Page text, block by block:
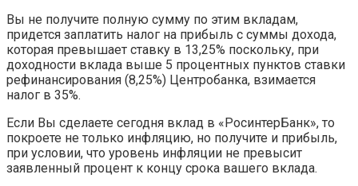
Вы не получите полную сумму по этим вкладам,
придется заплатить налог на прибыль с суммы дохода,
которая превышает ставку в 13,25% поскольку, при
доходности вклада выше 5 процентных пунктов ставки
рефинансирования (8,25%) Центробанка, взимается
налог в 35%.
Если Вы сделаете сегодня вклад в «РосинтерБанк», то
покроете не только инфляцию, но получите и прибыль,
при условии, что уровень инфляции не превысит
заявленный процент к концу срока вашего вклада.